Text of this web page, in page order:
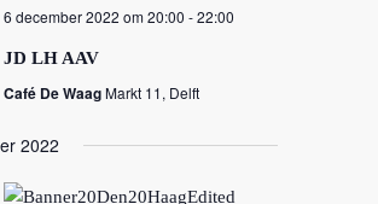
6 december 2022 om 20:00 -22:00
JD LH AAV
Café De WaagMarkt 11, Delft
2022